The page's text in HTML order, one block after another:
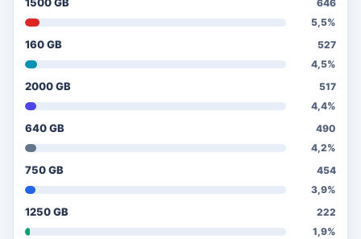
646
5,5%
160 GB
527
4,5%
2000 GB
517
4,4%
640 GB
490
4,2%
750 GB
454
3,9%
1250 GB
222
1,9%